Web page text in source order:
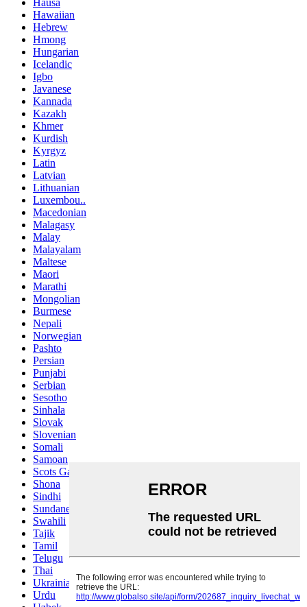
Hawaiian
Hebrew
Hmong
Hungarian
Icelandic
Igbo
Javanese
Kannada
Kazakh
Khmer
Kurdish
Kyrgyz
Latin
Latvian
Lithuanian
Luxembou..
Macedonian
Malagasy
Malay
Malayalam
Maltese
Maori
Marathi
Mongolian
Burmese
Nepali
Norwegian
Pashto
Persian
Punjabi
Serbian
Sesotho
Sinhala
Slovak
Slovenian
Somali
Samoan
Scots Gaelic
Shona
Sindhi
Sundanese
Swahili
Tajik
Tamil
Telugu
Thai
Ukrainian
Urdu